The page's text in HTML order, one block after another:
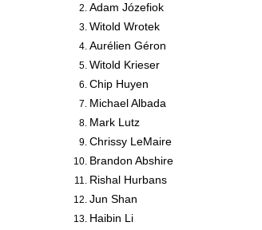
Adam Józefiok
Witold Wrotek
Aurélien Géron
Witold Krieser
Chip Huyen
Michael Albada
Mark Lutz
Chrissy LeMaire
Brandon Abshire
Rishal Hurbans
Jun Shan
Haibin Li